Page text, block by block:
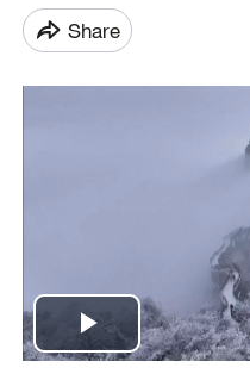
Share
Play